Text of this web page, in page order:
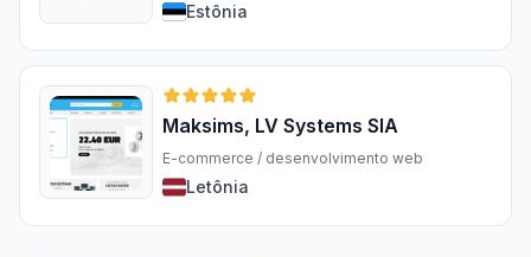
Estônia
Maksims, LV Systems SIA
E-commerce / desenvolvimento web
Letônia